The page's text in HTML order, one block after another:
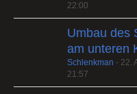
22:00
Umbau des
am unteren
Schlenkman - 22.
21:57